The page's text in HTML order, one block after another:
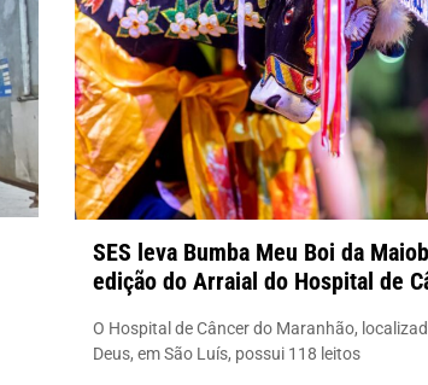
SES leva Bumba Meu Boi da
edição do Arraial do Hospital de
O Hospital de Câncer do Maranhão,
Deus, em São Luís, possui 118 leitos